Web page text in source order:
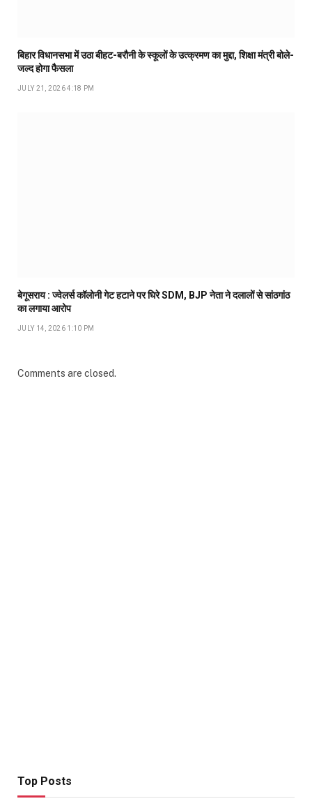
बिहार विधानसभा में उठा बीहट-बरौनी के स्कूलों के उत्क्रमण का मुद्दा, शिक्षा मंत्री बोले-
जल्द होगा फैसला
JULY 21, 2026 4:18 PM
बेगूसराय : ज्वेलर्स कॉलोनी गेट हटाने पर घिरे SDM, BJP नेता ने दलालों से सांठगांठ
का लगाया आरोप
JULY 14, 2026 1:10 PM
Comments are closed.
Top Posts